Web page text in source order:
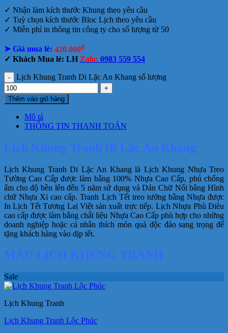
✓ Nhận làm kích thước Khung theo yêu cầu
✓ Tuỳ chọn kích thước Bloc Lịch theo yêu cầu
✓ Miễn phí in thông tin công ty cho số lượng từ 50
➤ Giá mua lẻ: 420.000đ
✓ Khách Mua lẻ: LH Zalo: 0983 559 554
Lịch Khung Tranh Di Lặc An Khang số lượng
Thêm vào giỏ hàng
Mô tả
THÔNG TIN THANH TOÁN
Lịch Khung Tranh Di Lặc An Khang
Lịch Khung Tranh Di Lặc An Khang là Lịch Khung Nhựa Treo
Tường Cao Cấp được làm bằng 100% Nhựa Cao Cấp, phủ chống
ẩm cho độ bền lên đến 5 năm sử dụng và Dán Chữ Nổi bằng Hình
chữ Nhựa Xi cao cấp. Tranh Lịch Tết treo tường bằng Nhựa được
In Lịch Tết Tương Lai Việt sản xuất trực tiếp. Lịch Nhựa Phù Điêu
cao cấp được làm bằng chất liệu Nhựa Cao Cấp phù hợp cho những
doanh nghiệp hoặc cá nhân thích món quà độc đáo sang trọng để
tặng khách hàng vào dịp tết.
MẪU LỊCH KHUNG TRANH
Sale
Lịch Khung Tranh
Lịch Khung Tranh Lộc Phúc